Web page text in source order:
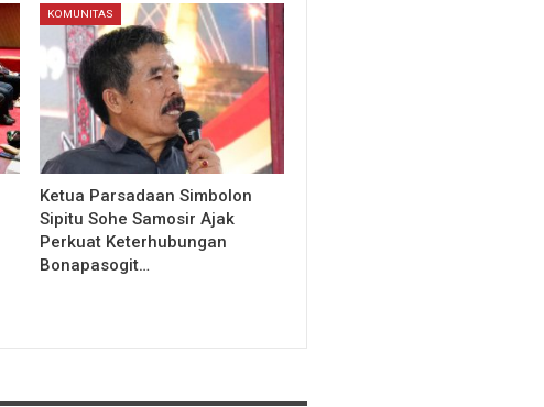
KOMUNITAS
Ketua Parsadaan Simbolon
Sipitu Sohe Samosir Ajak
Perkuat Keterhubungan
Bonapasogit…